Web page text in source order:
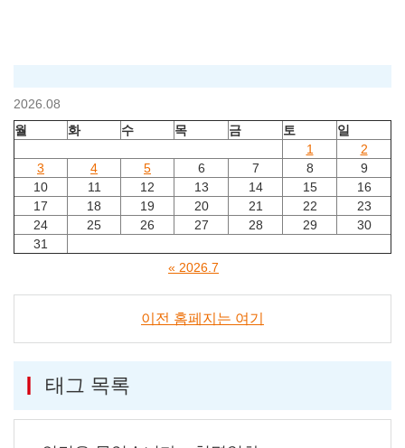
2026.08
월
화 수 목 금 토
일
1
2
3
4 5 6 7 8
9
10
11 12 13 14 15
16
17
18 19 20 21 22
23
24
25 26 27 28 29
30
31
« 2026.7
이전 홈페지는 여기
태그 목록